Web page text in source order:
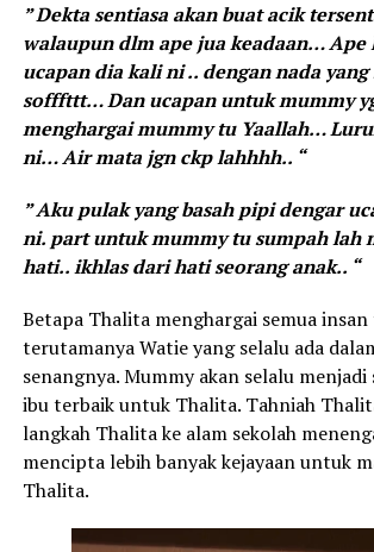
” Dekta sentiasa akan buat acik
walaupun dlm ape jua keadaan… Ape
ucapan dia kali ni .. dengan nada
sofffttt… Dan ucapan untuk mummy
menghargai mummy tu Yaallah…
ni… Air mata jgn ckp lahhhh.. “
” Aku pulak yang basah pipi dengar
ni. part untuk mummy tu sumpah lah
hati.. ikhlas dari hati seorang anak.. “
Betapa Thalita menghargai semua
terutamanya Watie yang selalu ada
senangnya. Mummy akan selalu menjadi
ibu terbaik untuk Thalita. Tahniah
langkah Thalita ke alam sekolah
mencipta lebih banyak kejayaan untuk
Thalita.